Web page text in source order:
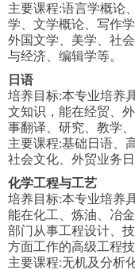
主要课程:语言学概论
学、文学概论、写作
外国文学、美学、社
与经济、编辑学等。
日语
培养目标:本专业培养
文知识，能在经贸、
事翻译、研究、教学
主要课程:基础日语、
社会文化、外贸业务
化学工程与工艺
培养目标:本专业培养
能在化工、炼油、冶
部门从事工程设计、
方面工作的高级工程技
主要课程:无机及分析